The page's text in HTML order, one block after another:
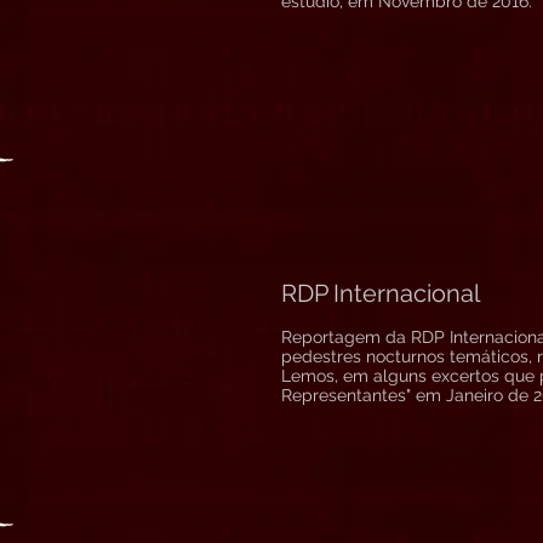
RDP Internacional
Reportagem da RDP
pedestres nocturnos temáticos,
Lemos, em alguns excertos
Representantes" em Janeiro de